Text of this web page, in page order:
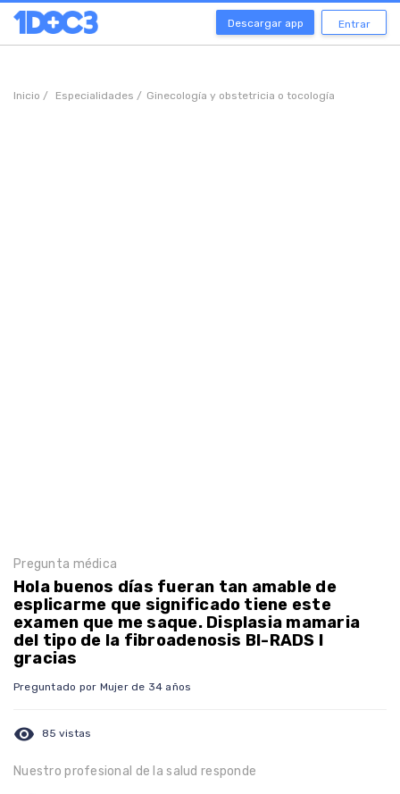
Descargar app Entrar
Inicio / Especialidades / Ginecología y obstetricia o tocología
Pregunta médica
Hola buenos días fueran tan amable de
esplicarme que significado tiene este
examen que me saque. Displasia mamaria
del tipo de la fibroadenosis BI-RADS I
gracias
Preguntado por Mujer de 34 años
visibility 85 vistas
Nuestro profesional de la salud responde